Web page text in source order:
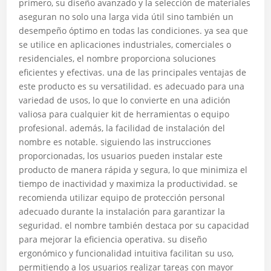
primero, su diseño avanzado y la selección de materiales
aseguran no solo una larga vida útil sino también un
desempeño óptimo en todas las condiciones. ya sea que
se utilice en aplicaciones industriales, comerciales o
residenciales, el nombre proporciona soluciones
eficientes y efectivas. una de las principales ventajas de
este producto es su versatilidad. es adecuado para una
variedad de usos, lo que lo convierte en una adición
valiosa para cualquier kit de herramientas o equipo
profesional. además, la facilidad de instalación del
nombre es notable. siguiendo las instrucciones
proporcionadas, los usuarios pueden instalar este
producto de manera rápida y segura, lo que minimiza el
tiempo de inactividad y maximiza la productividad. se
recomienda utilizar equipo de protección personal
adecuado durante la instalación para garantizar la
seguridad. el nombre también destaca por su capacidad
para mejorar la eficiencia operativa. su diseño
ergonómico y funcionalidad intuitiva facilitan su uso,
permitiendo a los usuarios realizar tareas con mayor